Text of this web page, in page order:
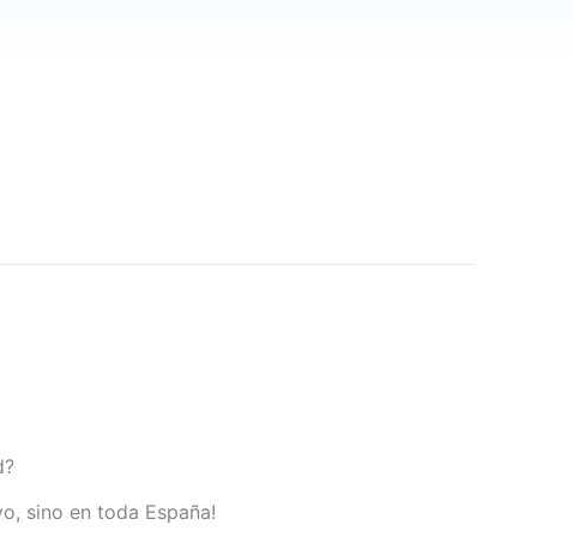
sino en toda España!